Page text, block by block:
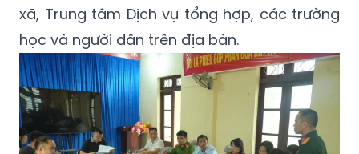
xã, Trung tâm Dịch vụ tổng hợp, các trường
học và người dân trên địa bàn.